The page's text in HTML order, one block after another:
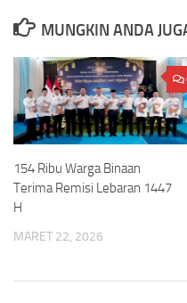
MUNGKIN ANDA
154 Ribu Warga Binaan
Terima Remisi Lebaran 1447
H
MARET 22, 2026